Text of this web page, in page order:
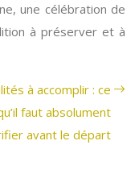
une célébration de
à préserver et à
à accomplir : ce
faut absolument
avant le départ